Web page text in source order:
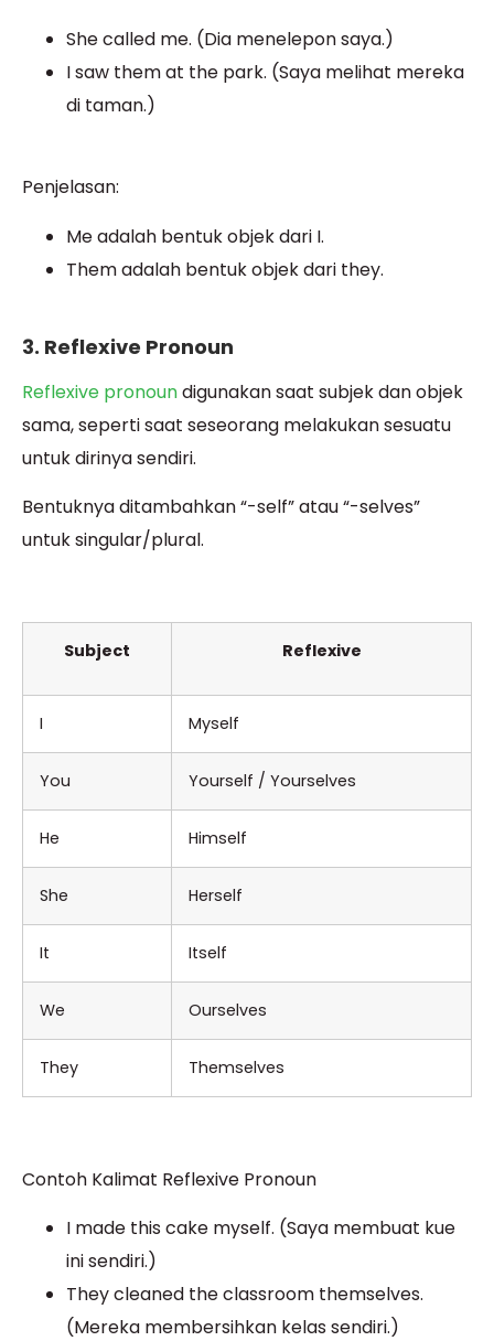
She called me. (Dia menelepon saya.)
I saw them at the park. (Saya melihat mereka
di taman.)
Penjelasan:
Me adalah bentuk objek dari I.
Them adalah bentuk objek dari they.
3. Reflexive Pronoun
Reflexive pronoundigunakan saat subjek dan objek
sama, seperti saat seseorang melakukan sesuatu
untuk dirinya sendiri.
Bentuknya ditambahkan “-self” atau “-selves”
untuk singular/plural.
Subject Reflexive
I Myself
You Yourself / Yourselves
He Himself
She Herself
It Itself
We Ourselves
They Themselves
Contoh Kalimat Reflexive Pronoun
I made this cake myself. (Saya membuat kue
ini sendiri.)
They cleaned the classroom themselves.
(Mereka membersihkan kelas sendiri.)